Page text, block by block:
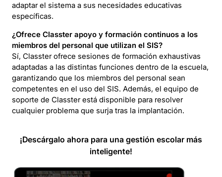
adaptar el sistema a sus necesidades educativas
específicas.
¿Ofrece Classter apoyo y formación continuos a los
miembros del personal que utilizan el SIS?
Sí, Classter ofrece sesiones de formación exhaustivas
adaptadas a las distintas funciones dentro de la escuela,
garantizando que los miembros del personal sean
competentes en el uso del SIS. Además, el equipo de
soporte de Classter está disponible para resolver
cualquier problema que surja tras la implantación.
¡Descárgalo ahora para una gestión escolar más
inteligente!